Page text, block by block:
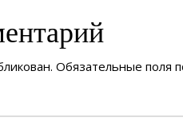
Обязательные поля